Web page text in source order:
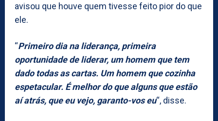
avisou que houve quem tivesse feito pior do que
ele.
“Primeiro dia na liderança, primeira
oportunidade de liderar, um homem que tem
dado todas as cartas. Um homem que cozinha
espetacular. É melhor do que alguns que estão
aí atrás, que eu vejo, garanto-vos eu“, disse.